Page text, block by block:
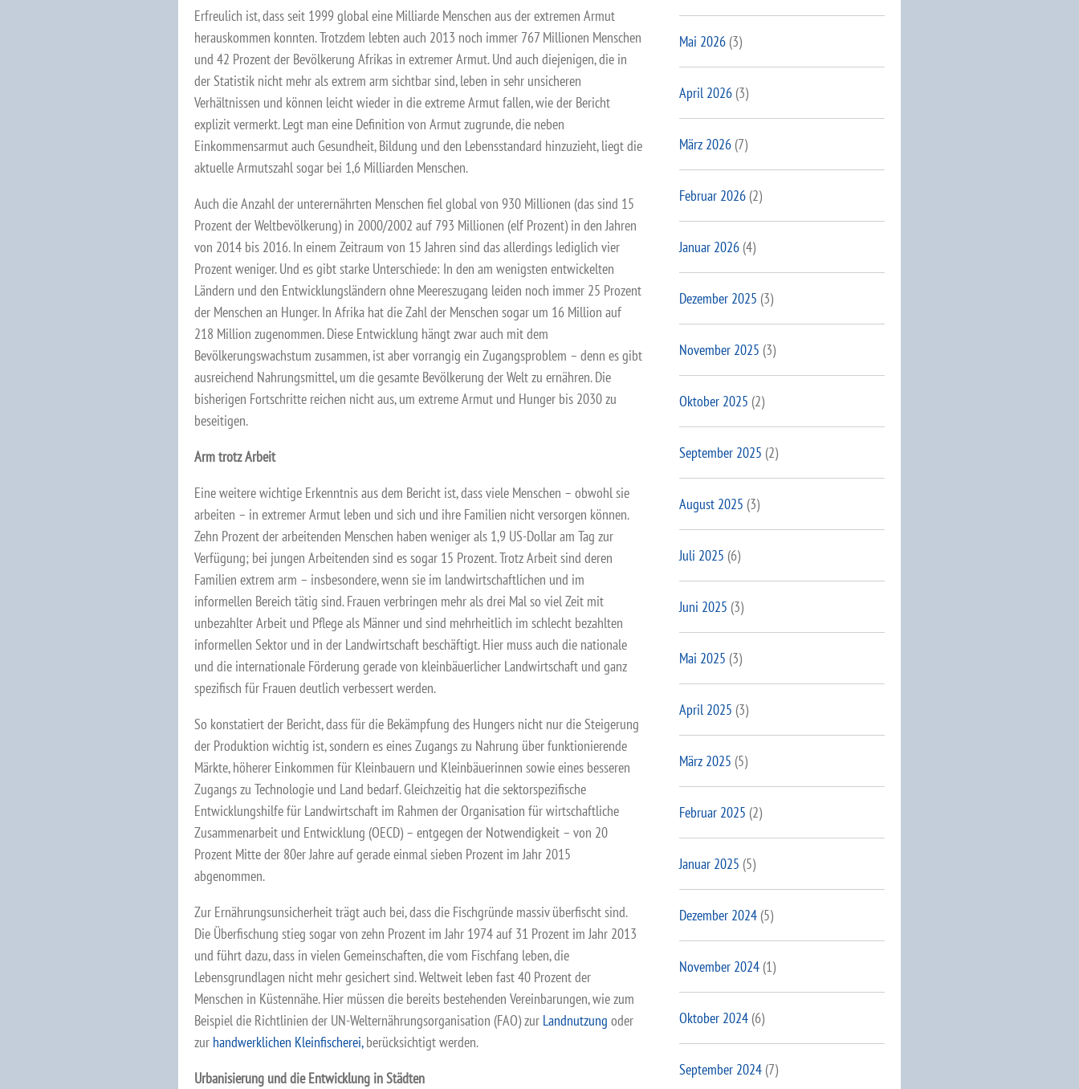
Erfreulich ist, dass seit 1999 global eine Milliarde Menschen aus der extremen Armut
herauskommen konnten. Trotzdem lebten auch 2013 noch immer 767 Millionen Menschen
und 42 Prozent der Bevölkerung Afrikas in extremer Armut. Und auch diejenigen, die in
der Statistik nicht mehr als extrem arm sichtbar sind, leben in sehr unsicheren
Verhältnissen und können leicht wieder in die extreme Armut fallen, wie der Bericht
explizit vermerkt. Legt man eine Definition von Armut zugrunde, die neben
Einkommensarmut auch Gesundheit, Bildung und den Lebensstandard hinzuzieht, liegt die
aktuelle Armutszahl sogar bei 1,6 Milliarden Menschen.
Auch die Anzahl der unterernährten Menschen fiel global von 930 Millionen (das sind 15
Prozent der Weltbevölkerung) in 2000/2002 auf 793 Millionen (elf Prozent) in den Jahren
von 2014 bis 2016. In einem Zeitraum von 15 Jahren sind das allerdings lediglich vier
Prozent weniger. Und es gibt starke Unterschiede: In den am wenigsten entwickelten
Ländern und den Entwicklungsländern ohne Meereszugang leiden noch immer 25 Prozent
der Menschen an Hunger. In Afrika hat die Zahl der Menschen sogar um 16 Million auf
218 Million zugenommen. Diese Entwicklung hängt zwar auch mit dem
Bevölkerungswachstum zusammen, ist aber vorrangig ein Zugangsproblem – denn es gibt
ausreichend Nahrungsmittel, um die gesamte Bevölkerung der Welt zu ernähren. Die
bisherigen Fortschritte reichen nicht aus, um extreme Armut und Hunger bis 2030 zu
beseitigen.
Arm trotz Arbeit
Eine weitere wichtige Erkenntnis aus dem Bericht ist, dass viele Menschen – obwohl sie
arbeiten – in extremer Armut leben und sich und ihre Familien nicht versorgen können.
Zehn Prozent der arbeitenden Menschen haben weniger als 1,9 US-Dollar am Tag zur
Verfügung; bei jungen Arbeitenden sind es sogar 15 Prozent. Trotz Arbeit sind deren
Familien extrem arm – insbesondere, wenn sie im landwirtschaftlichen und im
informellen Bereich tätig sind. Frauen verbringen mehr als drei Mal so viel Zeit mit
unbezahlter Arbeit und Pflege als Männer und sind mehrheitlich im schlecht bezahlten
informellen Sektor und in der Landwirtschaft beschäftigt. Hier muss auch die nationale
und die internationale Förderung gerade von kleinbäuerlicher Landwirtschaft und ganz
spezifisch für Frauen deutlich verbessert werden.
So konstatiert der Bericht, dass für die Bekämpfung des Hungers nicht nur die Steigerung
der Produktion wichtig ist, sondern es eines Zugangs zu Nahrung über funktionierende
Märkte, höherer Einkommen für Kleinbauern und Kleinbäuerinnen sowie eines besseren
Zugangs zu Technologie und Land bedarf. Gleichzeitig hat die sektorspezifische
Entwicklungshilfe für Landwirtschaft im Rahmen derOrganisation für wirtschaftliche
Zusammenarbeit und Entwicklung (OECD) – entgegen der Notwendigkeit – von 20
Prozent Mitte der 80er Jahre auf gerade einmal sieben Prozent im Jahr 2015
abgenommen.
Zur Ernährungsunsicherheit trägt auch bei, dass die Fischgründe massiv überfischt sind.
Die Überfischung stieg sogar von zehn Prozent im Jahr 1974 auf 31 Prozent im Jahr 2013
und führt dazu, dass in vielen Gemeinschaften, die vom Fischfang leben, die
Lebensgrundlagen nicht mehr gesichert sind. Weltweit leben fast 40 Prozent der
Menschen in Küstennähe. Hier müssen die bereits bestehenden Vereinbarungen, wie zum
Beispiel die Richtlinien der UN-Welternährungsorganisation (FAO) zur Landnutzung oder
zur handwerklichen Kleinfischerei,berücksichtigt werden.
Urbanisierung und die Entwicklung in Städten
Mai 2026(3)
April 2026(3)
März 2026(7)
Februar 2026(2)
Januar 2026(4)
Dezember 2025 (3)
November 2025 (3)
Oktober 2025 (2)
September 2025 (2)
August 2025 (3)
Juli 2025 (6)
Juni 2025 (3)
Mai 2025 (3)
April 2025 (3)
März 2025 (5)
Februar 2025 (2)
Januar 2025 (5)
Dezember 2024(5)
November 2024(1)
Oktober 2024(6)
September 2024(7)